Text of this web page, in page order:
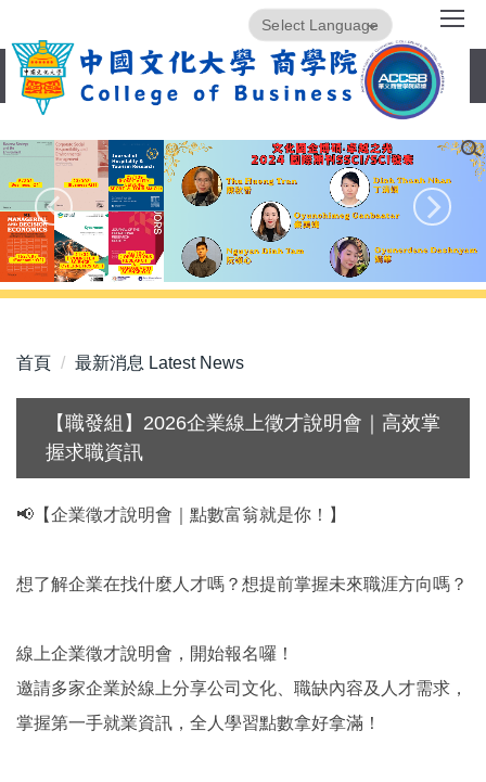
到
主
要
容
Translate
首頁 最新消息 Latest News
【職發組】2026企業線上徵才說明會｜高效掌
握求職資訊
📢【企業徵才說明會｜點數富翁就是你！】
想了解企業在找什麼人才嗎？想提前掌握未來職涯方向嗎？
線上企業徵才說明會，開始報名囉！
邀請多家企業於線上分享公司文化、職缺內容及人才需求，
掌握第一手就業資訊，全人學習點數拿好拿滿！